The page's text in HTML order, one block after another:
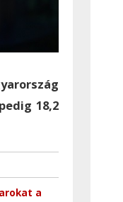
18,2
a